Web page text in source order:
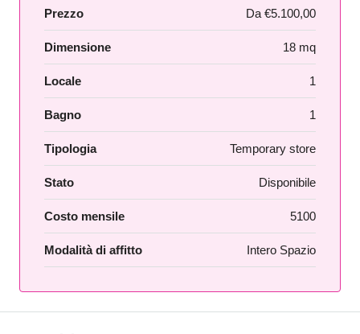
Prezzo Da €5.100,00
Dimensione 18 mq
Locale 1
Bagno 1
Tipologia Temporary store
Stato Disponibile
Costo mensile 5100
Modalità di affitto Intero Spazio